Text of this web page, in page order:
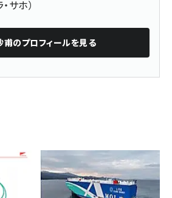
サホ）
甫のプロフィールを見る